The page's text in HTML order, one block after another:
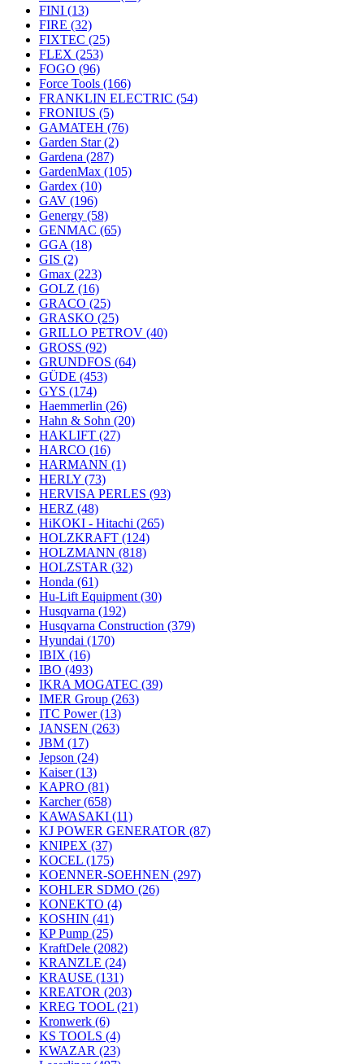
FINI (13)
FIRE (32)
FIXTEC (25)
FLEX (253)
FOGO (96)
Force Tools (166)
FRANKLIN ELECTRIC (54)
FRONIUS (5)
GAMATEH (76)
Garden Star(2)
Gardena (287)
GardenMax (105)
Gardex (10)
GAV (196)
Genergy (58)
GENMAC (65)
GGA (18)
GIS (2)
Gmax (223)
GOLZ (16)
GRACO (25)
GRASKO (25)
GRILLO PETROV (40)
GROSS (92)
GRUNDFOS (64)
GÜDE (453)
GYS (174)
Haemmerlin (26)
Hahn & Sohn (20)
HAKLIFT (27)
HARCO (16)
HARMANN (1)
HERLY (73)
HERVISA PERLES (93)
HERZ (48)
HiKOKI - Hitachi (265)
HOLZKRAFT (124)
HOLZMANN (818)
HOLZSTAR (32)
Honda (61)
Hu-Lift Equipment (30)
Husqvarna (192)
Husqvarna Construction (379)
Hyundai (170)
IBIX (16)
IBO (493)
IKRA MOGATEC (39)
IMER Group (263)
ITC Power(13)
JANSEN (263)
JBM (17)
Jepson (24)
Kaiser(13)
KAPRO (81)
Karcher(658)
KAWASAKI (11)
KJ POWER GENERATOR (87)
KNIPEX (37)
KOCEL (175)
KOENNER-SOEHNEN (297)
KOHLER SDMO (26)
KONEKTO (4)
KOSHIN (41)
KP Pump (25)
KraftDele (2082)
KRANZLE (24)
KRAUSE (131)
KREATOR (203)
KREG TOOL (21)
Kronwerk (6)
KS TOOLS (4)
KWAZAR (23)